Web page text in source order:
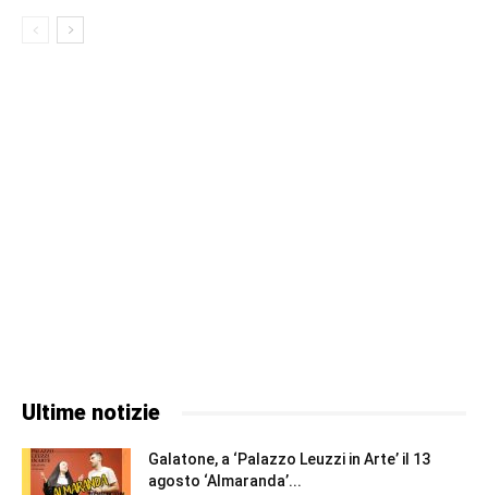
Ultime notizie
Galatone, a ‘Palazzo Leuzzi in Arte’ il 13
agosto ‘Almaranda’...